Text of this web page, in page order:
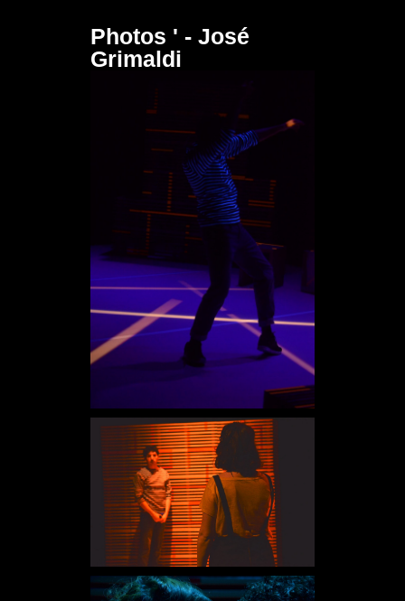
Photos ' - José
Grimaldi